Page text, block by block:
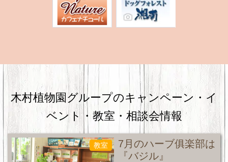
木村植物園グループのキャンペーン・ イ
ベント・教室・相談会情報
教室
7月のハーブ俱楽部は
『バジル』